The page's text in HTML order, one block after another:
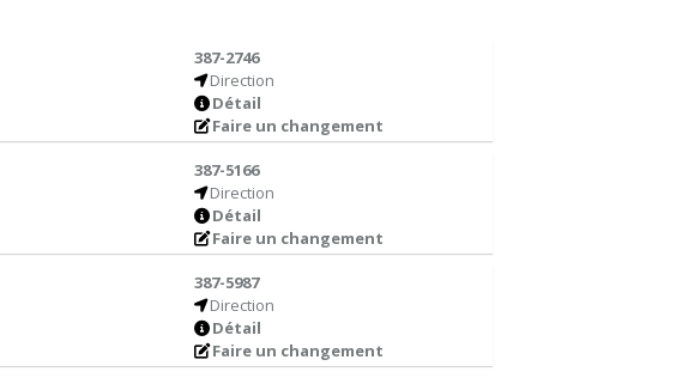
387-2746
Direction
Détail
Faire un changement
387-5166
Direction
Détail
Faire un changement
387-5987
Direction
Détail
Faire un changement